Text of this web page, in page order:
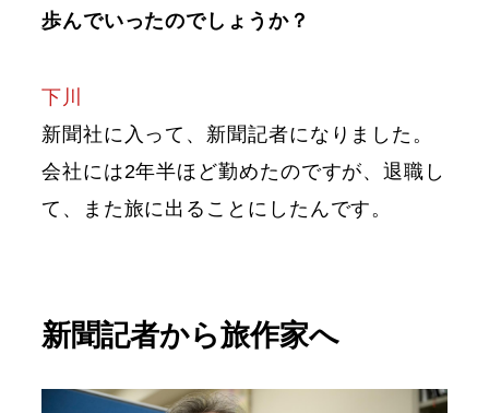
歩んでいったのでしょうか？
下川
新聞社に入って、新聞記者になりました。
会社には2年半ほど勤めたのですが、退職し
て、また旅に出ることにしたんです。
新聞記者から旅作家へ